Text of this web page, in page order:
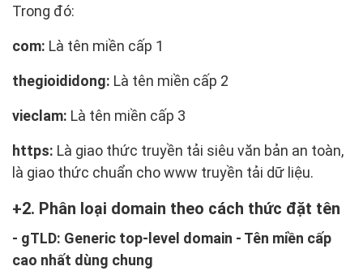
Trong đó:
com: Là tên miền cấp 1
thegioididong: Là tên miền cấp 2
vieclam: Là tên miền cấp 3
https: Là giao thức truyền tải siêu văn bản an toàn,
là giao thức chuẩn cho www truyền tải dữ liệu.
2. Phân loại domain theo cách thức đặt tên
- gTLD: Generic top-level domain - Tên miền cấp
cao nhất dùng chung